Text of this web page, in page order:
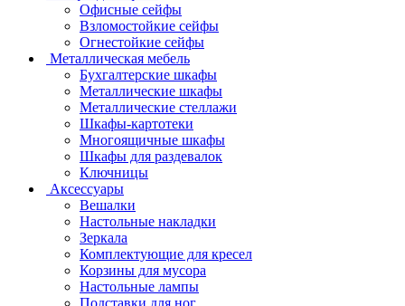
Офисные сейфы
Взломостойкие сейфы
Огнестойкие сейфы
Металлическая мебель
Бухгалтерские шкафы
Металлические шкафы
Металлические стеллажи
Шкафы-картотеки
Многоящичные шкафы
Шкафы для раздевалок
Ключницы
Аксессуары
Вешалки
Настольные накладки
Зеркала
Комплектующие для кресел
Корзины для мусора
Настольные лампы
Подставки для ног